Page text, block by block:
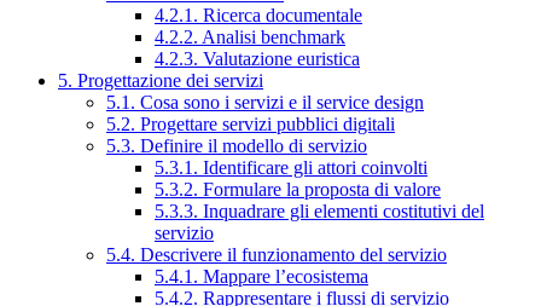
4.2.1. Ricerca documentale
4.2.2. Analisi benchmark
4.2.3. Valutazione euristica
5. Progettazione dei servizi
5.1. Cosa sono i servizi e il service design
5.2. Progettare servizi pubblici digitali
5.3. Definire il modello di servizio
5.3.1. Identificare gli attori coinvolti
5.3.2. Formulare la proposta di valore
5.3.3. Inquadrare gli elementi costitutivi del
servizio
5.4. Descrivere il funzionamento del servizio
5.4.1. Mappare l’ecosistema
5.4.2. Rappresentare i flussi di servizio